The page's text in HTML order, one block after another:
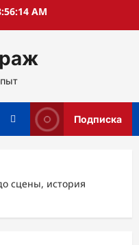
AM
Подписка
сцены, история